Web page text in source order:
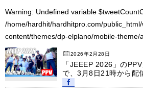
Warning: Undefined variable
/home/hardhit/hardhitpro.com/
content/themes/dp-elplano/mobile-theme/
2026年2月28日
「JEEEP 2026」の
で、3月8日21時から配